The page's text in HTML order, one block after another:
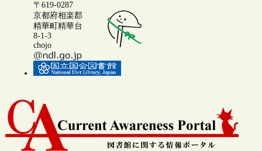
〒619-0287
京都府相楽郡
精華町精華台
8-1-3
chojo